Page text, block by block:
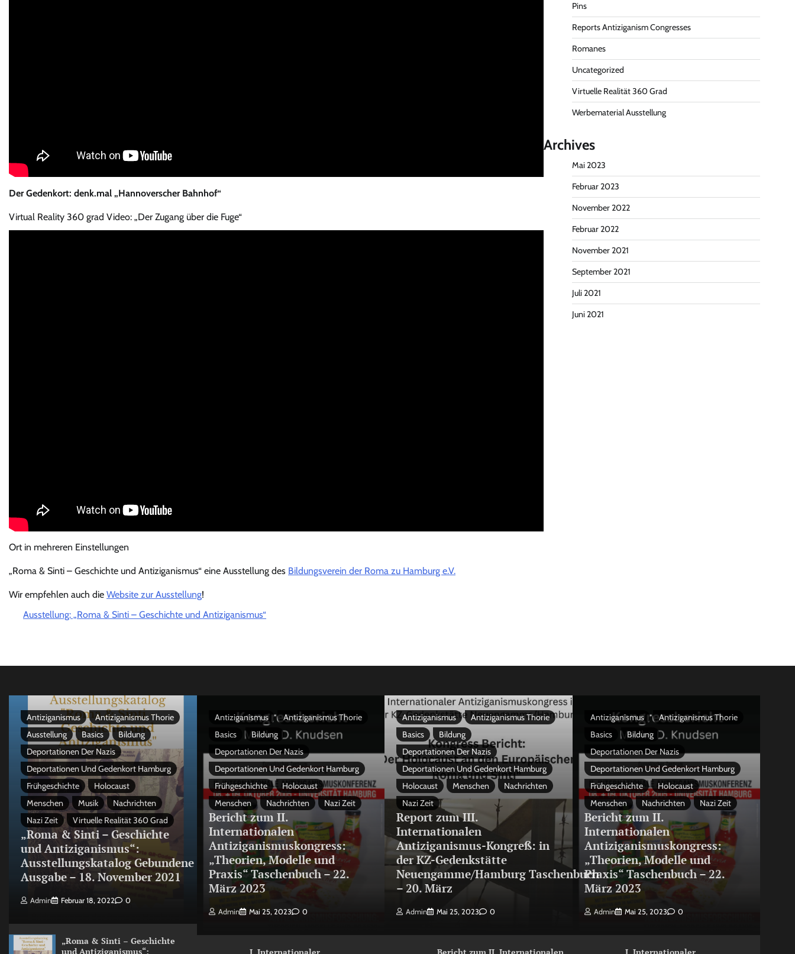
Der Gedenkort: denk.mal „Hannoverscher Bahnhof“
Virtual Reality 360 grad Video: „Der Zugang über die Fuge“
Ort in mehreren Einstellungen
„Roma & Sinti – Geschichte und Antiziganismus“ eine Ausstellung des Bildungsverein der Roma zu Hamburg e.V.
Wir empfehlen auch die Website zur Ausstellung!
Ausstellung: „Roma & Sinti – Geschichte und Antiziganismus“
Pins
Reports Antiziganism Congresses
Romanes
Uncategorized
Virtuelle Realität 360 Grad
Werbematerial Ausstellung
Archives
Mai 2023
Februar 2023
November 2022
Februar 2022
November 2021
September 2021
Juli 2021
Juni 2021
Antiziganismus
Antiziganismus Thorie
Ausstellung
Basics
Bildung
Deportationen Der Nazis
Deportationen Und Gedenkort Hamburg
Frühgeschichte
Holocaust
Menschen
Musik
Nachrichten
Nazi Zeit
Virtuelle Realität 360 Grad
„Roma & Sinti – Geschichte
und Antiziganismus“:
Ausstellungskatalog Gebundene
Ausgabe – 18. November 2021
Admin Februar 18, 2022 0
„Roma & Sinti – Geschichte
und Antiziganismus“:
Antiziganismus
Antiziganismus Thorie
Basics
Bildung
Deportationen Der Nazis
Deportationen Und Gedenkort Hamburg
Frühgeschichte
Holocaust
Menschen
Nachrichten Nazi Zeit
Bericht zum II.
Internationalen
Antiziganismuskongress:
„Theorien, Modelle und
Praxis“ Taschenbuch – 22.
März 2023
Admin Mai 25, 2023 0
Antiziganismus
Antiziganismus Thorie
Basics
Bildung
Deportationen Der Nazis
Deportationen Und Gedenkort Hamburg
Holocaust
Menschen
Nachrichten
Nazi Zeit
Report zum III.
Internationalen
Antiziganismus-Kongreß: in
der KZ-Gedenkstätte
Neuengamme/Hamburg Taschenbuch
– 20. März
Admin Mai 25, 2023 0
Antiziganismus
Antiziganismus Thorie
Basics
Bildung
Deportationen Der Nazis
Deportationen Und Gedenkort Hamburg
Frühgeschichte
Holocaust
Menschen
Nachrichten Nazi Zeit
Bericht zum II.
Internationalen
Antiziganismuskongress:
„Theorien, Modelle und
Praxis“ Taschenbuch – 22.
März 2023
Admin Mai 25, 2023 0